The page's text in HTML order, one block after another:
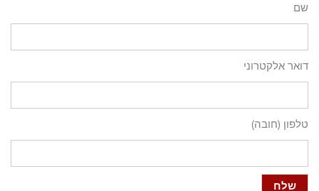
שם
דואר אלקטרוני
טלפון (חובה)